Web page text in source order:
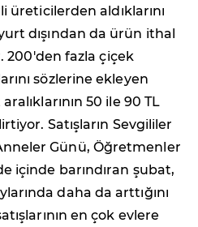
aldıklarını
dışından da ürün ithal
200'den fazla çiçek
sözlerine ekleyen
50 ile 90 TL
Satışların Sevgililer
Günü, Öğretmenler
içinde barındıran şubat,
daha da arttığını
en çok evlere